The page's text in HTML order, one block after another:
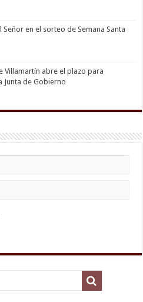
en el sorteo de Semana Santa
Villamartín abre el plazo para
Junta de Gobierno